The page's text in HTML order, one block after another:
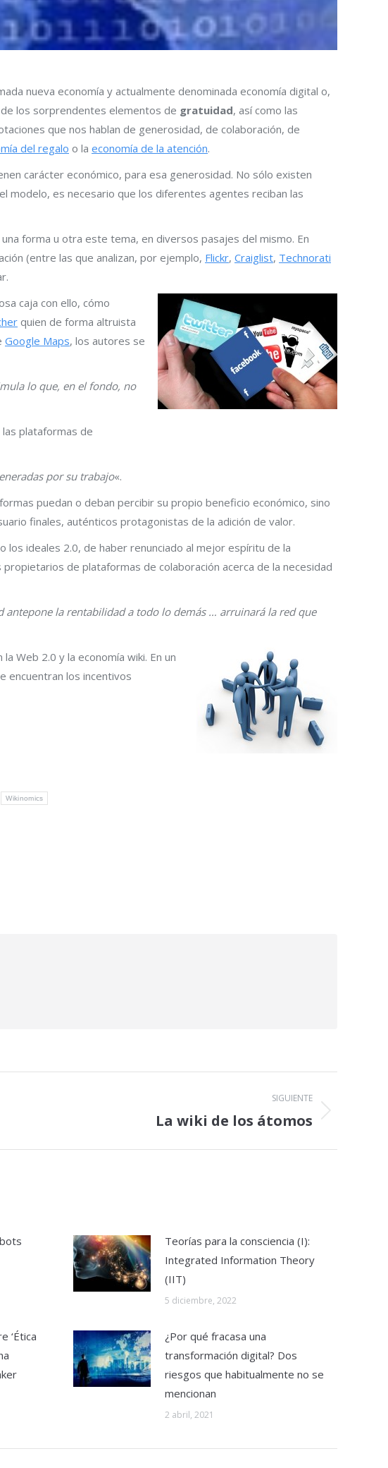
nueva economía y actualmente denominada economía digital o,
los sorprendentes elementos de gratuidad, así como las
que nos hablan de generosidad, de colaboración, de
del regalo o la economía de la atención.
carácter económico, para esa generosidad. No sólo existen
modelo, es necesario que los diferentes agentes reciban las
forma u otra este tema, en diversos pasajes del mismo. En
(entre las que analizan, por ejemplo, Flickr, Craiglist, Technorati
caja con ello, cómo
quien de forma altruista
Google Maps, los autores se
lo que, en el fondo, no
plataformas de
por su trabajo«.
puedan o deban percibir su propio beneficio económico, sino
finales, auténticos protagonistas de la adición de valor.
ideales 2.0, de haber renunciado al mejor espíritu de la
de plataformas de colaboración acerca de la necesidad
antepone la rentabilidad a todo lo demás … arruinará la red que
Web 2.0 y la economía wiki. En un
encuentran los incentivos
Wikinomics
SIGUIENTE
La wiki de los átomos
Teorías para la consciencia (I):
Integrated Information Theory
(IIT)
5 diciembre, 2022
‘Ética
¿Por qué fracasa una
transformación digital? Dos
riesgos que habitualmente no se
mencionan
2 abril, 2021